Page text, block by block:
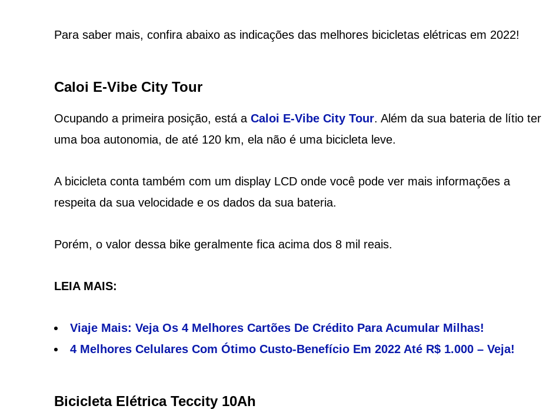
Para saber mais, confira abaixo as indicações das melhores bicicletas elétricas em 2022!
Caloi E-Vibe City Tour
Ocupando a primeira posição, está a Caloi E-Vibe City Tour. Além da sua bateria de lítio ter
uma boa autonomia, de até 120 km, ela não é uma bicicleta leve.
A bicicleta conta também com um display LCD onde você pode ver mais informações a
respeita da sua velocidade e os dados da sua bateria.
Porém, o valor dessa bike geralmente fica acima dos 8 mil reais.
LEIA MAIS:
Viaje Mais: Veja Os 4 Melhores Cartões De Crédito Para Acumular Milhas!
4 Melhores Celulares Com Ótimo Custo-Benefício Em 2022 Até R$ 1.000 – Veja!
Bicicleta Elétrica Teccity 10Ah